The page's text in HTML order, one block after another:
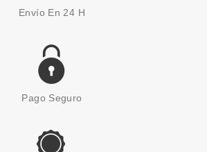
Envío En 24 H
Pago Seguro